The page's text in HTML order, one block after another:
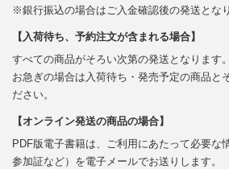
※銀行振込の場合はご入金確認後の発送となり
【入荷待ち、予約注文が含まれる場合】
すべての商品がそろい次第の発送となります。
お急ぎの場合は入荷待ち・発売予定の商品と
ださい。
【オンライン発送の商品の場合】
PDF版電子書籍は、ご利用にあたって必要な
参加証など）を電子メールでお送りします。